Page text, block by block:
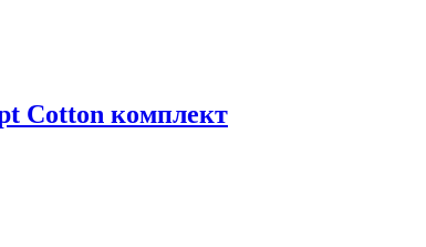
Cotton комплект